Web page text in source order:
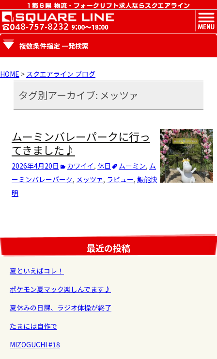
MENU
複数条件指定 一発検索
HOME > スクエアライン ブログ
タグ別アーカイブ: メッツァ
ムーミンバレーパークに行っ
てきました♪
2026年4月20日 カワイイ, 休日 ムーミン, ム
ーミンバレーパーク, メッツァ, ラビュー, 飯能快
明
最近の投稿
夏といえばコレ！
ポケモン夏マック楽しんでます♪
夏休みの日課、ラジオ体操が終了
たまには自作で
MIZOGUCHI #18